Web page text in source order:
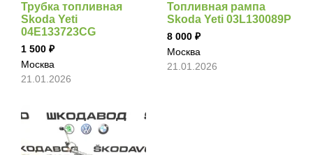
Трубка топливная
Skoda Yeti
04E133723CG
1 500
Москва
21.01.2026
Топливная рампа
Skoda Yeti 03L130089P
8 000
Москва
21.01.2026